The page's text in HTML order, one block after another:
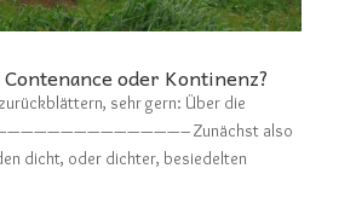
oder Kontinenz?
sehr gern: Über die
Zunächst also
dicht, oder dichter, besiedelten